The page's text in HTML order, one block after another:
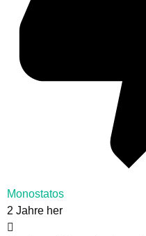
Monostatos
2 Jahre her